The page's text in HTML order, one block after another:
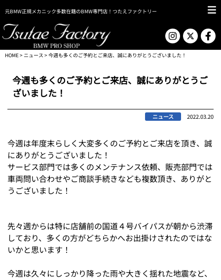
元BMW正規メカニック多数在籍のBMW専門店！つたえファクトリー
HOME> ニュース > 今週も多くのご予約とご来店、誠にありがとうございました！
今週も多くのご予約とご来店、誠にありがとうご
ざいました！
ニュース 2022.03.20
今週は年度末らしく大変多くのご予約とご来店を頂き、誠
にありがとうございました！
サービス部門では多くのメンテナンス依頼、販売部門では
車両問い合わせやご商談手続きなども複数頂き、ありがと
うございました！
先々週からは特に店舗前の国道４号バイパスが朝から渋滞
しており、多くの方がどちらかへお出掛けされたのではな
いかと思います！
今週は久々にしっかり降った雨や大きく揺れた地震など、